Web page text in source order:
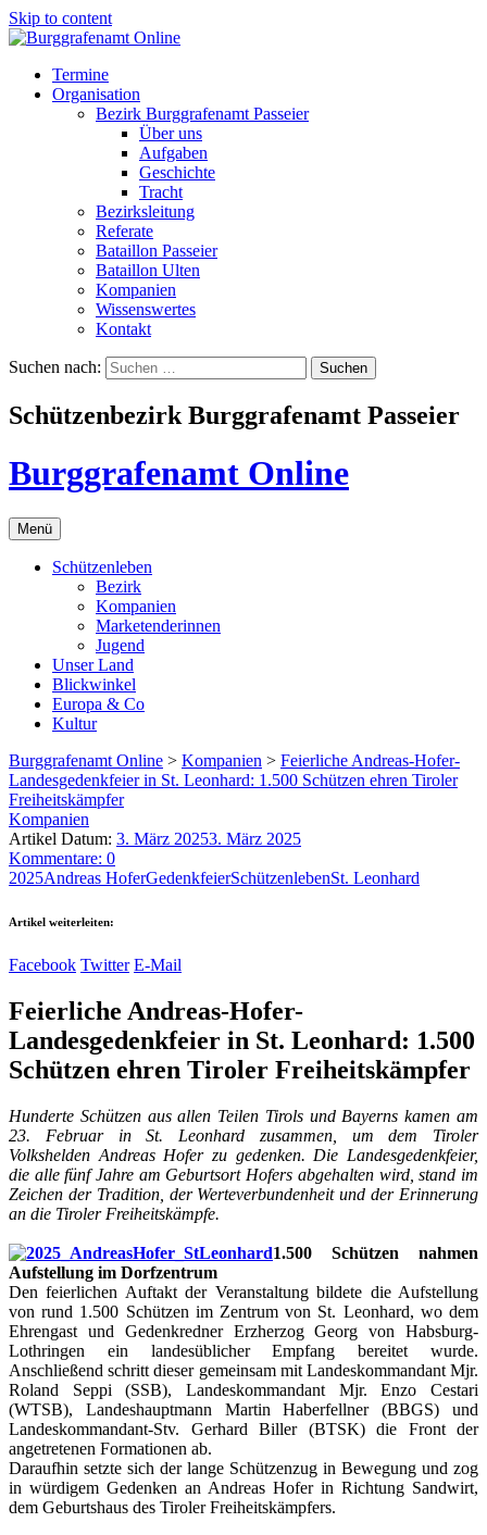
Skip to content
Termine
Organisation
Bezirk Burggrafenamt Passeier
Über uns
Aufgaben
Geschichte
Tracht
Bezirksleitung
Referate
Bataillon Passeier
Bataillon Ulten
Kompanien
Wissenswertes
Kontakt
Suchen nach:
Schützenbezirk Burggrafenamt Passeier
Burggrafenamt Online
Menü
Schützenleben
Bezirk
Kompanien
Marketenderinnen
Jugend
Unser Land
Blickwinkel
Europa & Co
Kultur
Burggrafenamt Online > Kompanien > Feierliche Andreas-Hofer-
Landesgedenkfeier in St. Leonhard: 1.500 Schützen ehren Tiroler
Freiheitskämpfer
Kompanien
Artikel Datum: 3. März 20253. März 2025
Kommentare: 0
2025Andreas HoferGedenkfeierSchützenlebenSt. Leonhard
Artikel weiterleiten:
Facebook Twitter E-Mail
Feierliche Andreas-Hofer-
Landesgedenkfeier in St. Leonhard: 1.500
Schützen ehren Tiroler Freiheitskämpfer
Hunderte Schützen aus allen Teilen Tirols und Bayerns kamen am
23. Februar in St. Leonhard zusammen, um dem Tiroler
Volkshelden Andreas Hofer zu gedenken. Die Landesgedenkfeier,
die alle fünf Jahre am Geburtsort Hofers abgehalten wird, stand im
Zeichen der Tradition, der Werteverbundenheit und der Erinnerung
an die Tiroler Freiheitskämpfe.
1.500 Schützen nahmen
Aufstellung im Dorfzentrum
Den feierlichen Auftakt der Veranstaltung bildete die Aufstellung
von rund 1.500 Schützen im Zentrum von St. Leonhard, wo dem
Ehrengast und Gedenkredner Erzherzog Georg von Habsburg-
Lothringen ein landesüblicher Empfang bereitet wurde.
Anschließend schritt dieser gemeinsam mit Landeskommandant Mjr.
Roland Seppi (SSB), Landeskommandant Mjr. Enzo Cestari
(WTSB), Landeshauptmann Martin Haberfellner (BBGS) und
Landeskommandant-Stv. Gerhard Biller (BTSK) die Front der
angetretenen Formationen ab.
Daraufhin setzte sich der lange Schützenzug in Bewegung und zog
in würdigem Gedenken an Andreas Hofer in Richtung Sandwirt,
dem Geburtshaus des Tiroler Freiheitskämpfers.